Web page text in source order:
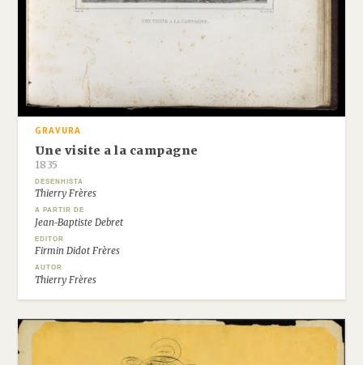
GRAVURA
Une visite a la campagne
1835
DESENHISTA
Thierry Frères
A PARTIR DE
Jean-Baptiste Debret
EDITOR
Firmin Didot Frères
AUTOR
Thierry Frères